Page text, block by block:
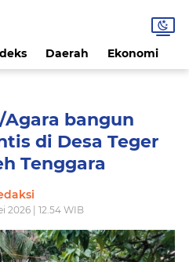
Daerah Ekonomi
Agara bangun
di Desa Teger
Tenggara
2026 | 12.54 WIB